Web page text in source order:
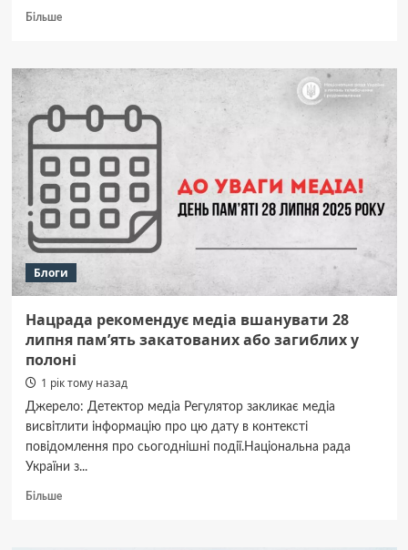
БільшеДокладніше
готує
політв’язнів
журналістів,
яких
хоче
повернути
російського
полону,
–
Зеленський
Блоги
Нацрада рекомендує медіа вшанувати 28
липня пам’ять закатованих або загиблих у
полоні
1 рік тому назад
Джерело: Детектор медіа Регулятор закликає медіа
висвітлити інформацію про цю дату в контексті
повідомлення про сьогоднішні події.Національна рада
України з...
БільшеДокладніше